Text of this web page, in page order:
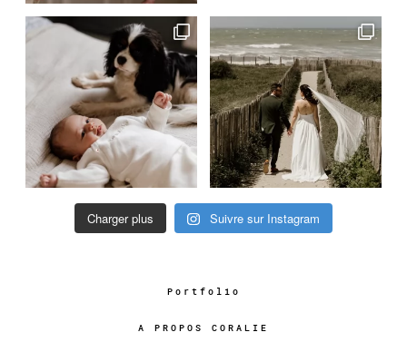
Charger plus Suivre sur Instagram
Portfolio
A PROPOS CORALIE